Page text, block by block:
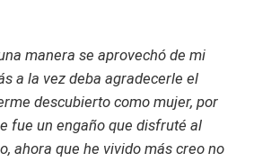
manera se aprovechó de mi
a la vez deba agradecerle el
descubierto como mujer, por
fue un engaño que disfruté al
ahora que he vivido más creo no